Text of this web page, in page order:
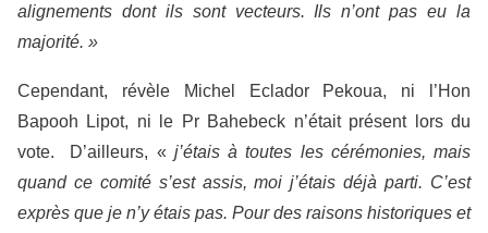
alignements dont ils sont vecteurs. Ils n’ont pas eu la
majorité. »
Cependant, révèle Michel Eclador Pekoua, ni l’Hon
Bapooh Lipot, ni le Pr Bahebeck n’était présent lors du
vote. D’ailleurs, « j’étais à toutes les cérémonies, mais
quand ce comité s’est assis, moi j’étais déjà parti. C’est
exprès que je n’y étais pas. Pour des raisons historiques et